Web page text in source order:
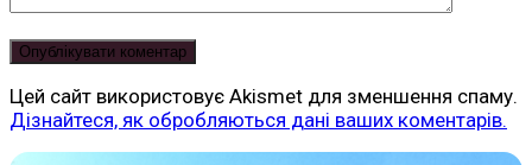
Цей сайт використовує Akismet для зменшення спаму.
Дізнайтеся, як обробляються дані ваших коментарів.